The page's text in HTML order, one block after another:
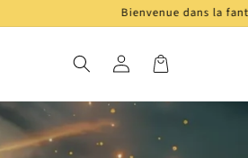
Bienvenue dans la fantasy de Lise Barrow
Connexion Panier